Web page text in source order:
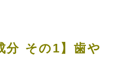
分 その1】歯や